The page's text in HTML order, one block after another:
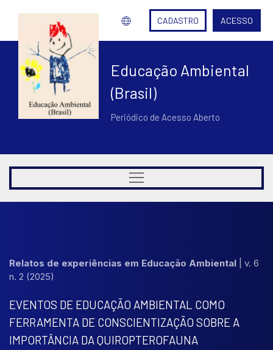
CADASTRO ACESSO
Educação Ambiental
(Brasil)
Periódico de Acesso Aberto
Relatos de experiências em Educação Ambiental
v. 6
n. 2 (2025)
EVENTOS DE EDUCAÇÃO AMBIENTAL COMO
FERRAMENTA DE CONSCIENTIZAÇÃO SOBRE A
IMPORTÂNCIA DA QUIROPTEROFAUNA